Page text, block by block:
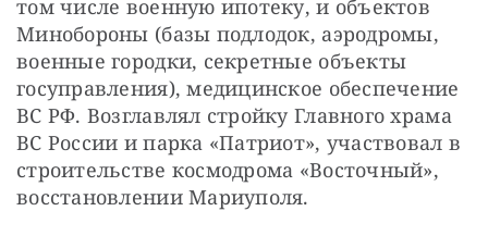
том числе военную ипотеку, и объектов
Минобороны (базы подлодок, аэродромы,
военные городки, секретные объекты
госуправления), медицинское обеспечение
ВС РФ. Возглавлял стройку Главного храма
ВС России и парка «Патриот», участвовал в
строительстве космодрома «Восточный»,
восстановлении Мариуполя.